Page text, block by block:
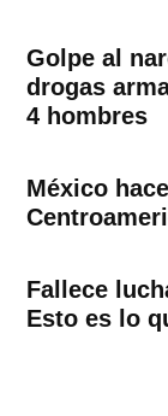
Golpe al
drogas
4 hombres
México
Fallece
Esto es lo